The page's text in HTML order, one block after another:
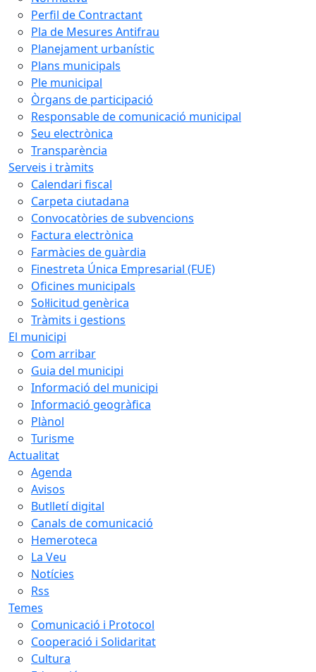
Perfil de Contractant
Pla de Mesures Antifrau
Planejament urbanístic
Plans municipals
Ple municipal
Òrgans de participació
Responsable de comunicació municipal
Seu electrònica
Transparència
Serveis i tràmits
Calendari fiscal
Carpeta ciutadana
Convocatòries de subvencions
Factura electrònica
Farmàcies de guàrdia
Finestreta Única Empresarial (FUE)
Oficines municipals
Sol·licitud genèrica
Tràmits i gestions
El municipi
Com arribar
Guia del municipi
Informació del municipi
Informació geogràfica
Plànol
Turisme
Actualitat
Agenda
Avisos
Butlletí digital
Canals de comunicació
Hemeroteca
La Veu
Notícies
Rss
Temes
Comunicació i Protocol
Cooperació i Solidaritat
Cultura